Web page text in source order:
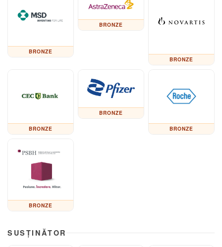
BRONZE
BRONZE
BRONZE
BRONZE
BRONZE
BRONZE
BRONZE
SUSȚINĂTOR